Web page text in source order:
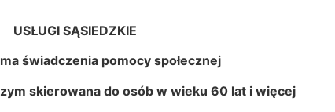
USŁUGI SĄSIEDZKIE
świadczenia pomocy społecznej
skierowana do osób w wieku 60 lat i więcej